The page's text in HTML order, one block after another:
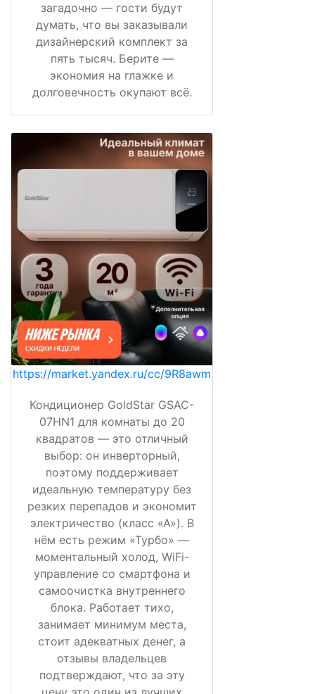
загадочно — гости будут
думать, что вы заказывали
дизайнерский комплект за
пять тысяч. Берите —
экономия на глажке и
долговечность окупают всё.
https://market.yandex.ru/cc/9R8awm
Кондиционер GoldStar GSAC-
07HN1 для комнаты до 20
квадратов — это отличный
выбор: он инверторный,
поэтому поддерживает
идеальную температуру без
резких перепадов и экономит
электричество (класс «А»). В
нём есть режим «Турбо» —
моментальный холод, WiFi-
управление со смартфона и
самоочистка внутреннего
блока. Работает тихо,
занимает минимум места,
стоит адекватных денег, а
отзывы владельцев
подтверждают, что за эту